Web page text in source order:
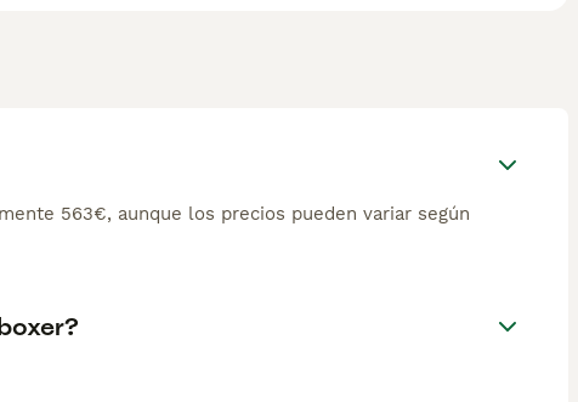
563€, aunque los precios pueden variar según